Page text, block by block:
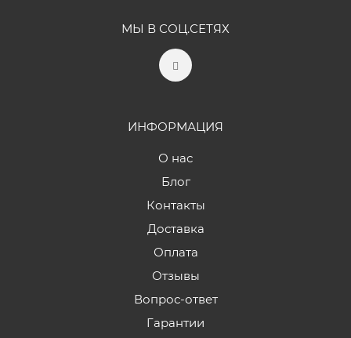
МЫ В СОЦ.СЕТЯХ
ИНФОРМАЦИЯ
О нас
Блог
Контакты
Доставка
Оплата
Отзывы
Вопрос-ответ
Гарантии